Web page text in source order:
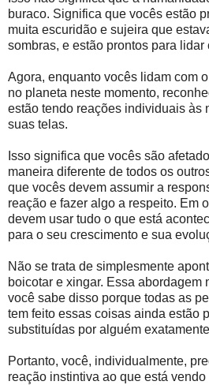
buraco. Significa que vocês estão
muita escuridão e sujeira que
sombras, e estão prontos para lidar
Agora, enquanto vocês lidam com
no planeta neste momento,
estão tendo reações individuais às
suas telas.
Isso significa que vocês são
maneira diferente de todos os
que vocês devem assumir a
reação e fazer algo a respeito. Em
devem usar tudo o que está
para o seu crescimento e sua
Não se trata de simplesmente
boicotar e xingar. Essa abordagem
você sabe disso porque todas as
tem feito essas coisas ainda estão
substituídas por alguém
Portanto, você, individualmente,
reação instintiva ao que está